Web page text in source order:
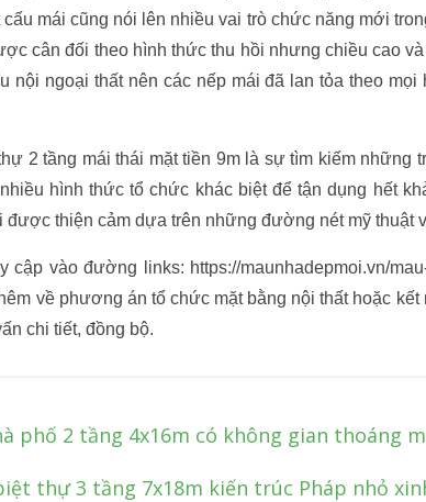
cấu mái cũng nói lên nhiều vai trò chức năng mới
cân đối theo hình thức thu hồi nhưng chiều cao
nội ngoại thất nên các nếp mái đã lan tỏa theo
2 tầng mái thái mặt tiền 9m là sự tìm kiếm những
hình thức tổ chức khác biệt để tận dụng hết
được thiện cảm dựa trên những đường nét mỹ thuật
cập vào đường links: https://maunhadepmoi.vn/
về phương án tổ chức mặt bằng nội thất hoặc
chi tiết, đồng bộ.
phố 2 tầng 4x16m có không gian thoáng
thự 3 tầng 7x18m kiến trúc Pháp nhỏ